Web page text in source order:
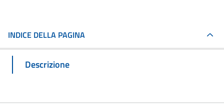
INDICE DELLA PAGINA
Descrizione